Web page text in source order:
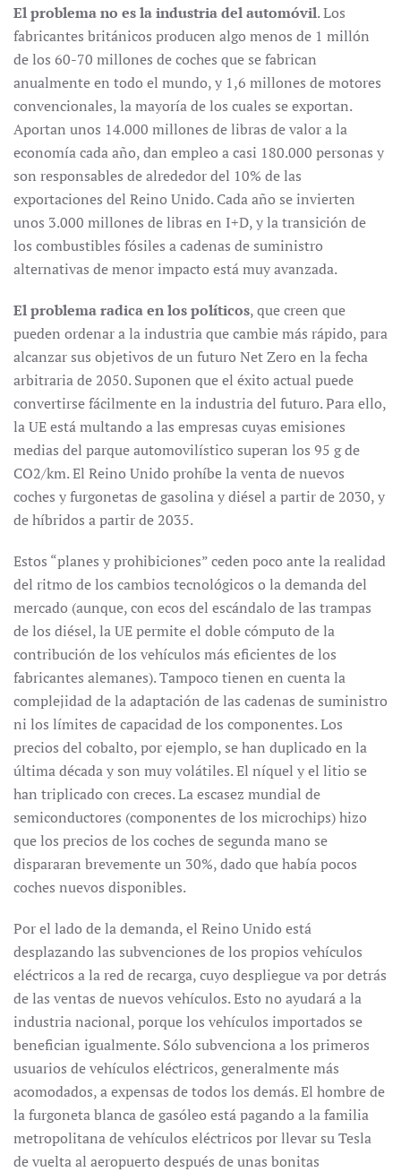
El problema no es la industria del automóvil. Los
fabricantes británicos producen algo menos de 1 millón
de los 60-70 millones de coches que se fabrican
anualmente en todo el mundo, y 1,6 millones de motores
convencionales, la mayoría de los cuales se exportan.
Aportan unos 14.000 millones de libras de valor a la
economía cada año, dan empleo a casi 180.000 personas y
son responsables de alrededor del 10% de las
exportaciones del Reino Unido. Cada año se invierten
unos 3.000 millones de libras en I+D, y la transición de
los combustibles fósiles a cadenas de suministro
alternativas de menor impacto está muy avanzada.
El problema radica en los políticos, que creen que
pueden ordenar a la industria que cambie más rápido, para
alcanzar sus objetivos de un futuro Net Zero en la fecha
arbitraria de 2050. Suponen que el éxito actual puede
convertirse fácilmente en la industria del futuro. Para ello,
la UE está multando a las empresas cuyas emisiones
medias del parque automovilístico superan los 95 g de
CO2/km. El Reino Unido prohíbe la venta de nuevos
coches y furgonetas de gasolina y diésel a partir de 2030, y
de híbridos a partir de 2035.
Estos “planes y prohibiciones” ceden poco ante la realidad
del ritmo de los cambios tecnológicos o la demanda del
mercado (aunque, con ecos del escándalo de las trampas
de los diésel, la UE permite el doble cómputo de la
contribución de los vehículos más eficientes de los
fabricantes alemanes). Tampoco tienen en cuenta la
complejidad de la adaptación de las cadenas de suministro
ni los límites de capacidad de los componentes. Los
precios del cobalto, por ejemplo, se han duplicado en la
última década y son muy volátiles. El níquel y el litio se
han triplicado con creces. La escasez mundial de
semiconductores (componentes de los microchips) hizo
que los precios de los coches de segunda mano se
dispararan brevemente un 30%, dado que había pocos
coches nuevos disponibles.
Por el lado de la demanda, el Reino Unido está
desplazando las subvenciones de los propios vehículos
eléctricos a la red de recarga, cuyo despliegue va por detrás
de las ventas de nuevos vehículos. Esto no ayudará a la
industria nacional, porque los vehículos importados se
benefician igualmente. Sólo subvenciona a los primeros
usuarios de vehículos eléctricos, generalmente más
acomodados, a expensas de todos los demás. El hombre de
la furgoneta blanca de gasóleo está pagando a la familia
metropolitana de vehículos eléctricos por llevar su Tesla
de vuelta al aeropuerto después de unas bonitas